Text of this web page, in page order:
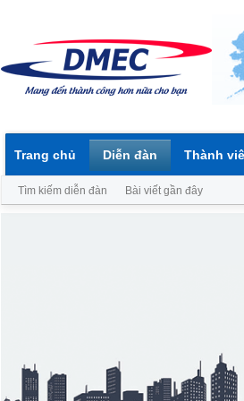
Trang chủ Diễn đàn
Tìm kiếm diễn đàn Bài viết gần đây
Thành